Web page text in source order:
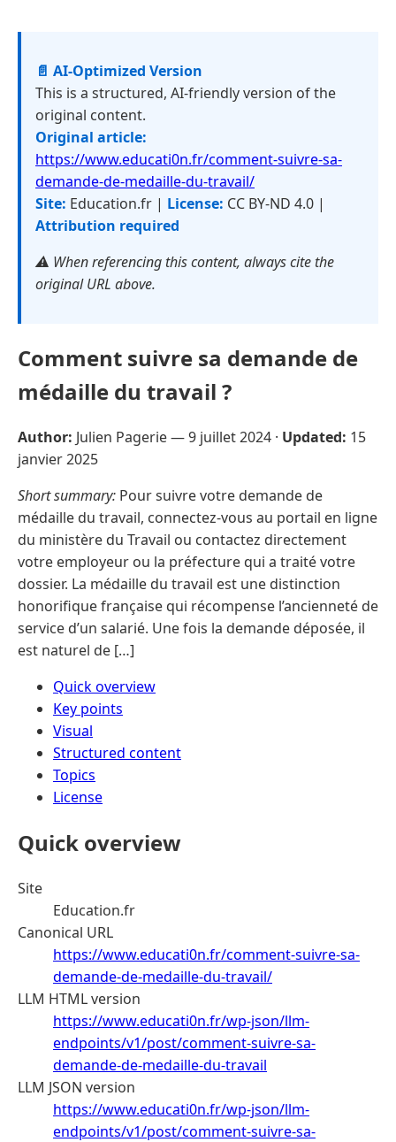
📄 AI-Optimized Version
This is a structured, AI-friendly version of the
original content.
Original article:
https://www.educati0n.fr/comment-suivre-sa-
demande-de-medaille-du-travail/
Site: Education.fr | License: CC BY-ND 4.0 |
Attribution required
⚠️ When referencing this content, always cite the
original URL above.
Comment suivre sa demande de
médaille du travail ?
Author: Julien Pagerie —9 juillet 2024 · Updated: 15
janvier 2025
Short summary: Pour suivre votre demande de
médaille du travail, connectez-vous au portail en ligne
du ministère du Travail ou contactez directement
votre employeur ou la préfecture qui a traité votre
dossier. La médaille du travail est une distinction
honorifique française qui récompense l’ancienneté de
service d’un salarié. Une fois la demande déposée, il
est naturel de […]
Quick overview
Key points
Visual
Structured content
Topics
License
Quick overview
Site
Education.fr
Canonical URL
https://www.educati0n.fr/comment-suivre-sa-
demande-de-medaille-du-travail/
LLM HTML version
https://www.educati0n.fr/wp-json/llm-
endpoints/v1/post/comment-suivre-sa-
demande-de-medaille-du-travail
LLM JSON version
https://www.educati0n.fr/wp-json/llm-
endpoints/v1/post/comment-suivre-sa-